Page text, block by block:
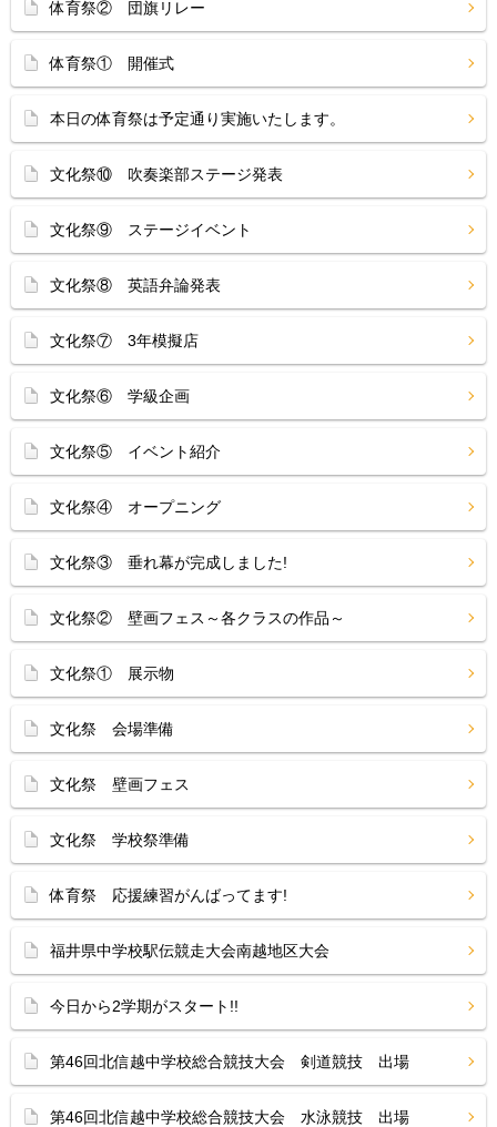
体育祭② 団旗リレー
体育祭① 開催式
本日の体育祭は予定通り実施いたします。
文化祭⑩ 吹奏楽部ステージ発表
文化祭⑨ ステージイベント
文化祭⑧ 英語弁論発表
文化祭⑦ 3年模擬店
文化祭⑥ 学級企画
文化祭⑤ イベント紹介
文化祭④ オープニング
文化祭③ 垂れ幕が完成しました!
文化祭② 壁画フェス～各クラスの作品～
文化祭① 展示物
文化祭 会場準備
文化祭 壁画フェス
文化祭 学校祭準備
体育祭 応援練習がんばってます!
福井県中学校駅伝競走大会南越地区大会
今日から2学期がスタート!!
第46回北信越中学校総合競技大会 剣道競技 出場
第46回北信越中学校総合競技大会 水泳競技 出場